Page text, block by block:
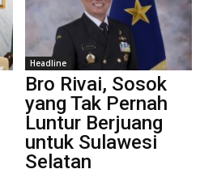
Headline
Bro Rivai, Sosok
yang Tak Pernah
Luntur Berjuang
untuk Sulawesi
Selatan